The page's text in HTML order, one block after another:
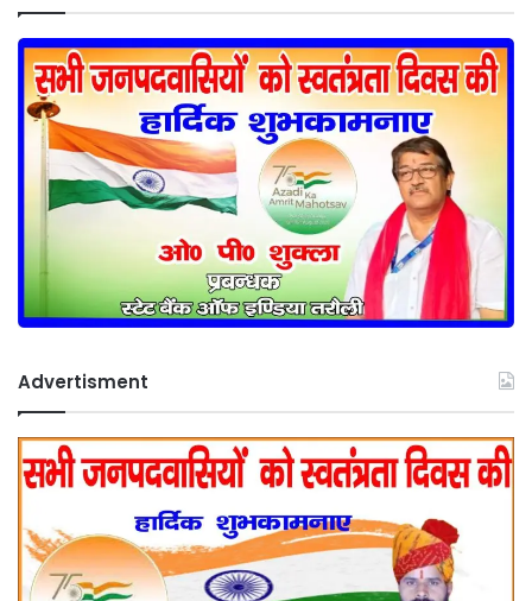
Advertisment